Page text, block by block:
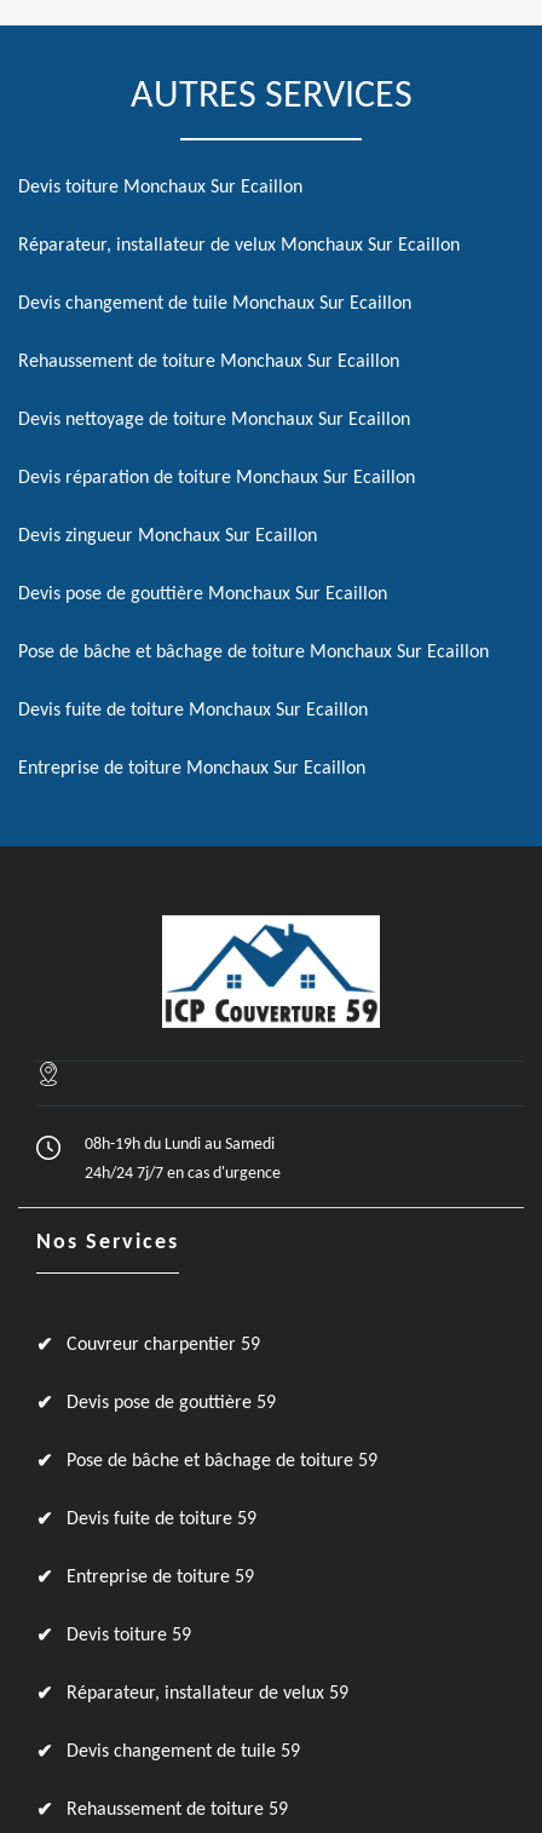
AUTRES SERVICES
Devis toiture Monchaux Sur Ecaillon
Réparateur, installateur de velux Monchaux Sur Ecaillon
Devis changement de tuile Monchaux Sur Ecaillon
Rehaussement de toiture Monchaux Sur Ecaillon
Devis nettoyage de toiture Monchaux Sur Ecaillon
Devis réparation de toiture Monchaux Sur Ecaillon
Devis zingueur Monchaux Sur Ecaillon
Devis pose de gouttière Monchaux Sur Ecaillon
Pose de bâche et bâchage de toiture Monchaux Sur Ecaillon
Devis fuite de toiture Monchaux Sur Ecaillon
Entreprise de toiture Monchaux Sur Ecaillon
08h-19h du Lundi au Samedi
24h/24 7j/7 en cas d'urgence
Nos Services
Couvreur charpentier 59
Devis pose de gouttière 59
Pose de bâche et bâchage de toiture 59
Devis fuite de toiture 59
Entreprise de toiture 59
Devis toiture 59
Réparateur, installateur de velux 59
Devis changement de tuile 59
Rehaussement de toiture 59